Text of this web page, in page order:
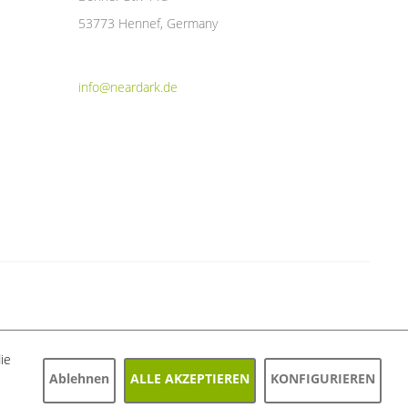
53773 Hennef, Germany
info@neardark.de
Ablehnen ALLE AKZEPTIEREN KONFIGURIEREN